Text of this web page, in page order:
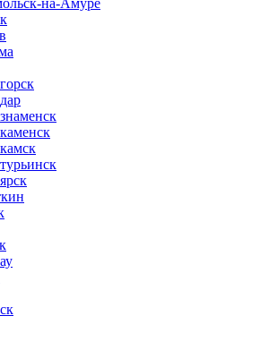
на-Амуре